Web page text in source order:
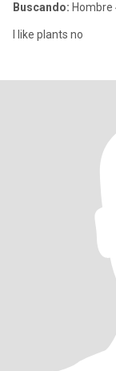
Buscando: Hombre
I like plants no